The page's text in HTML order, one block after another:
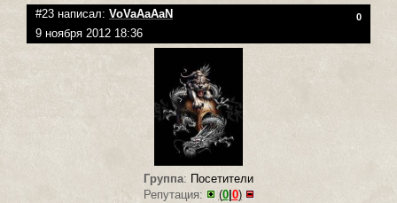
#23 написал: VoVaAaAaN 0
9 ноября 2012 18:36
Группа: Посетители
Репутация:
(0| 0)